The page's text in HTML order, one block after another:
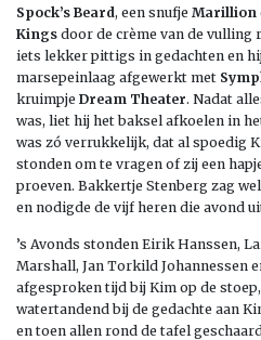
Spock’s Beard , een snufje Marillion
Kings door de crème van de vulling
iets lekker pittigs in gedachten en
marsepeinlaag afgewerkt met
kruimpje Dream Theater. Nadat
was, liet hij het baksel afkoelen in
was zó verrukkelijk, dat al spoedig
stonden om te vragen of zij een
proeven. Bakkertje Stenberg zag
en nodigde de vijf heren die avond
’s Avonds stonden Eirik Hanssen,
Marshall, Jan Torkild Johannessen
afgesproken tijd bij Kim op de
watertandend bij de gedachte aan
en toen allen rond de tafel